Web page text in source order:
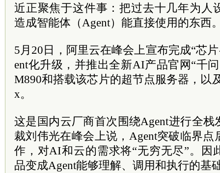
近正聚焦于这件事：把过去十几年为人
造成智能体（Agent）能直接使用的东西
5月20日，阿里云在峰会上宣布完成“芯
ent化升级，并推出全新AI产品官网“千
M890和搭载该芯片的超节点服务器，以
x。
这是国内云厂商首次围绕Agent进行全
裁刘伟光在峰会上说，Agent突破临界点
作，对AI和云的需求将“无穷无尽”。因
品变成Agent能够理解、调用和执行的基